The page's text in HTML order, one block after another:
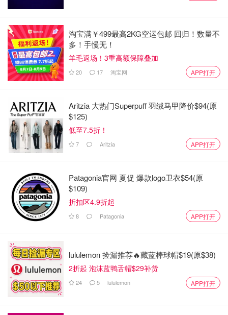
是，涂半天以为涂匀了，过一会儿能在眼周明显看到黄色的
粉末。不知道是不是我的打开方式不对，总之很不喜欢，所
以用来涂脖子了，话说脖子到底犯了什么错😂
Softsoap沐浴露🌟🌟🌟🌟
大众品牌softsoap，各种味道挨个尝试中。这款是椰子油和
薰衣草的味道，闻起来很舒服，会回购。
淘宝满￥499最高2KG空运包邮 回归！数量不
多！手慢无！
羊毛返场！3重高额保障叠加
20 17 淘宝网 APP打开
Aritzia 大热门Superpuff 羽绒马甲降价$94(原
$125)
低至7.5折！
7 Aritzia APP打开
Patagonia官网 夏促 爆款logo卫衣$54(原
$109)
折扣区4.9折起
8 Patagonia APP打开
lululemon 捡漏推荐🔥藏蓝棒球帽$19(原$38)
2折起 泡沫蓝鸭舌帽$29补货
24 5 lululemon APP打开